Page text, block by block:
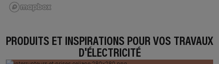
PRODUITS ET INSPIRATIONS POUR VOS TRAVAUX
D'ÉLECTRICITÉ